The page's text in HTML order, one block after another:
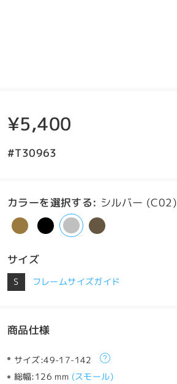
¥5,400
#T30963
カラーを選択する: シルバー (C02)
サイズ
S フレームサイズガイド
商品仕様
サイズ:49-17-142
総幅:126 mm (スモール)